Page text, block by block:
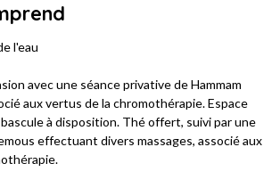
l'eau
avec une séance privative de Hammam
aux vertus de la chromothérapie. Espace
à disposition. Thé offert, suivi par une
effectuant divers massages, associé aux